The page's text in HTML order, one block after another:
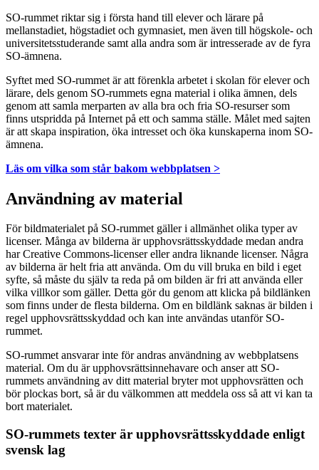
SO-rummet riktar sig i första hand till elever och lärare på
mellanstadiet, högstadiet och gymnasiet, men även till högskole- och
universitetsstuderande samt alla andra som är intresserade av de fyra
SO-ämnena.
Syftet med SO-rummet är att förenkla arbetet i skolan för elever och
lärare, dels genom SO-rummets egna material i olika ämnen, dels
genom att samla merparten av alla bra och fria SO-resurser som
finns utspridda på Internet på ett och samma ställe. Målet med sajten
är att skapa inspiration, öka intresset och öka kunskaperna inom SO-
ämnena.
Läs om vilka som står bakom webbplatsen >
Användning av material
För bildmaterialet på SO-rummet gäller i allmänhet olika typer av
licenser. Många av bilderna är upphovsrättsskyddade medan andra
har Creative Commons-licenser eller andra liknande licenser. Några
av bilderna är helt fria att använda. Om du vill bruka en bild i eget
syfte, så måste du själv ta reda på om bilden är fri att använda eller
vilka villkor som gäller. Detta gör du genom att klicka på bildlänken
som finns under de flesta bilderna. Om en bildlänk saknas är bilden i
regel upphovsrättsskyddad och kan inte användas utanför SO-
rummet.
SO-rummet ansvarar inte för andras användning av webbplatsens
material. Om du är upphovsrättsinnehavare och anser att SO-
rummets användning av ditt material bryter mot upphovsrätten och
bör plockas bort, så är du välkommen att meddela oss så att vi kan ta
bort materialet.
SO-rummets texter är upphovsrättsskyddade enligt
svensk lag